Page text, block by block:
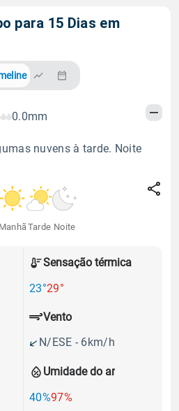
para 15 Dias em
0.0mm
nuvens à tarde. Noite
Manhã Tarde Noite
Sensação térmica
23°29°
Umidade do ar
40%97%
Vento
N/ESE - 6km/h